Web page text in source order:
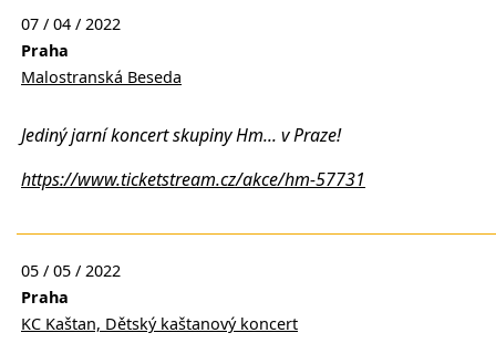
07 / 04 / 2022
Praha
Malostranská Beseda
Jediný jarní koncert skupiny Hm... v Praze!
https://www.ticketstream.cz/akce/hm-57731
05 / 05 / 2022
Praha
KC Kaštan, Dětský kaštanový koncert